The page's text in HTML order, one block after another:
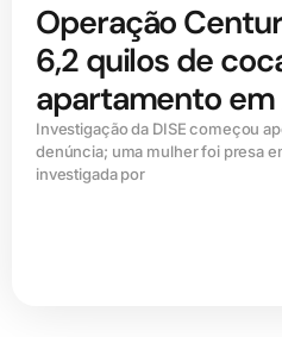
Operação
6,2 quilos de
apartamento
Investigação da DISE começou
denúncia; uma mulher foi presa
investigada por